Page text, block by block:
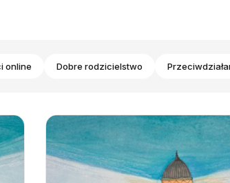
online Dobre rodzicielstwo